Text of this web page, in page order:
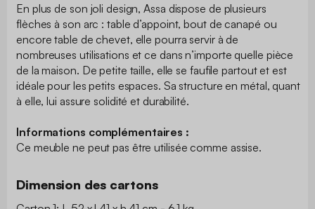
En plus de son joli design, Assa dispose de plusieurs
flèches à son arc : table d’appoint, bout de canapé ou
encore table de chevet, elle pourra servir à de
nombreuses utilisations et ce dans n’importe quelle pièce
de la maison. De petite taille, elle se faufile partout et est
idéale pour les petits espaces. Sa structure en métal, quant
à elle, lui assure solidité et durabilité.
Informations complémentaires :
Ce meuble ne peut pas être utilisée comme assise.
Dimension des cartons